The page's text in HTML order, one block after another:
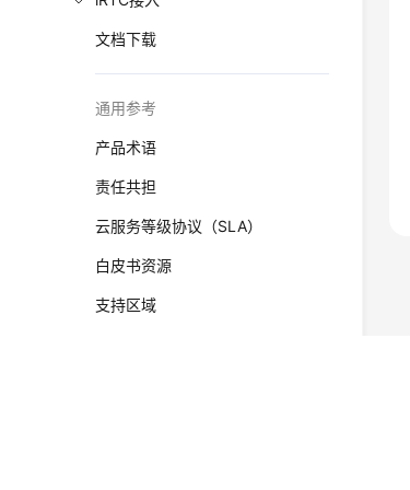
文档下载
通用参考
产品术语
责任共担
云服务等级协议（SLA）
白皮书资源
支持区域